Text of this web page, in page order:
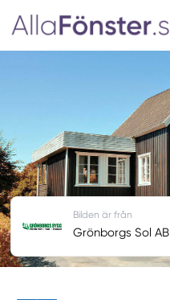
Bilden är från
Grönborgs Sol AB